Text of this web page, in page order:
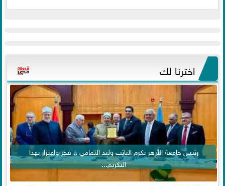
اخترنا لك
رئيس جامعة الأزهر يكرم النائب وليد التمامي .. فخر واعتزاز بهذا
التكريم...